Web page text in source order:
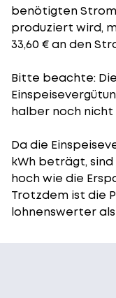
benötigten
produziert wird,
33,60 € an den
Bitte beachte:
halber noch
Da die
kWh beträgt,
hoch wie die
Trotzdem ist die
lohnenswerter